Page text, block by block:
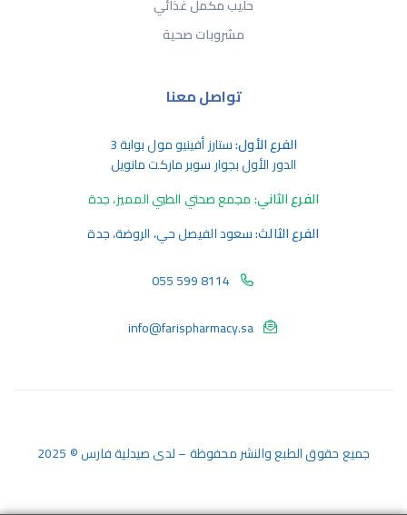
حليب مكمل غذائي
مشروبات صحية
تواصل معنا
الفرع الأول:ستارز أفينيو مول بوابة 3
الدور الأول بجوار سوبر ماركت مانويل
الفرع الثاني:مجمع صحتي الطبي المميز، جدة
الفرع الثالث:سعود الفيصل حي، الروضة، جدة
055 599 8114
info@farispharmacy.sa
جميع حقوق الطبع والنشر محفوظة – لدى صيدلية فارس © 2025